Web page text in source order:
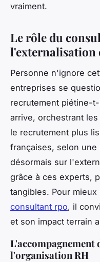
vraiment.
Le rôle du
l'externalisation
Personne n'ignore
entreprises se
recrutement piétine-
arrive, orchestrant
le recrutement plus
françaises, selon
désormais sur
grâce à ces experts,
tangibles. Pour mieux
consultant rpo, il
et son impact terrain
l'organisation RH